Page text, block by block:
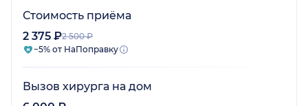
Стоимость приёма
2 375 ₽2 500 ₽
−5% от НаПоправку
Вызов хирурга на дом